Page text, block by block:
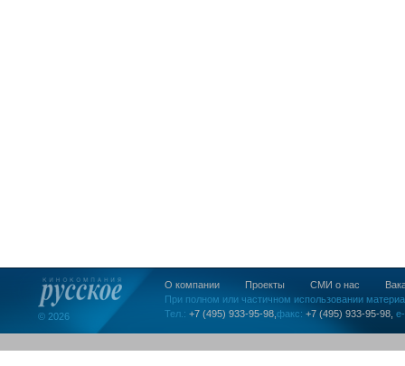
© 2026
О компании Проекты СМИ о нас
При полном или частичном использовании
Тел.: +7 (495) 933-95-98, факс: +7 (495) 933-95-98,